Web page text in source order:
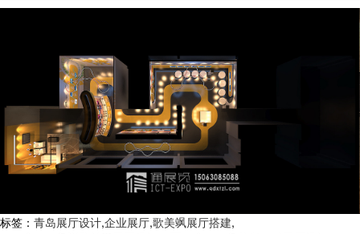
标签： 青岛展厅设计,企业展厅,歌美飒展厅搭建,